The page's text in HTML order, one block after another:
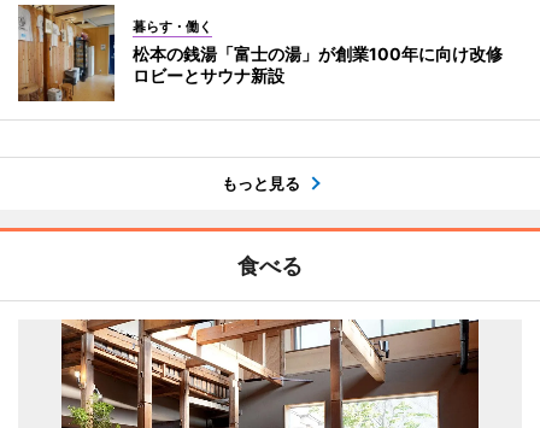
暮らす・働く
松本の銭湯「富士の湯」が創業100年に向け改修
ロビーとサウナ新設
もっと見る
食べる